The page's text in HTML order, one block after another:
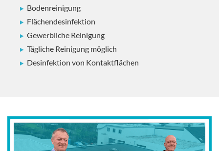
Bodenreinigung
Flächendesinfektion
Gewerbliche Reinigung
Tägliche Reinigung möglich
Desinfektion von Kontaktflächen